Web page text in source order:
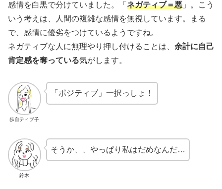
感情を白黒で分けていました。「 ネガティブ＝悪 」。こう
いう考えは、人間の複雑な感情を無視しています。まる
で、感情に優劣をつけているようですね。
ネガティブな人に無理やり押し付けることは、 余計に自己
肯定感を奪っている気がします。
歩自ティブ子
「ポジティブ」一択っしょ！
鈴木
そうか、、やっぱり私はだめなんだ…